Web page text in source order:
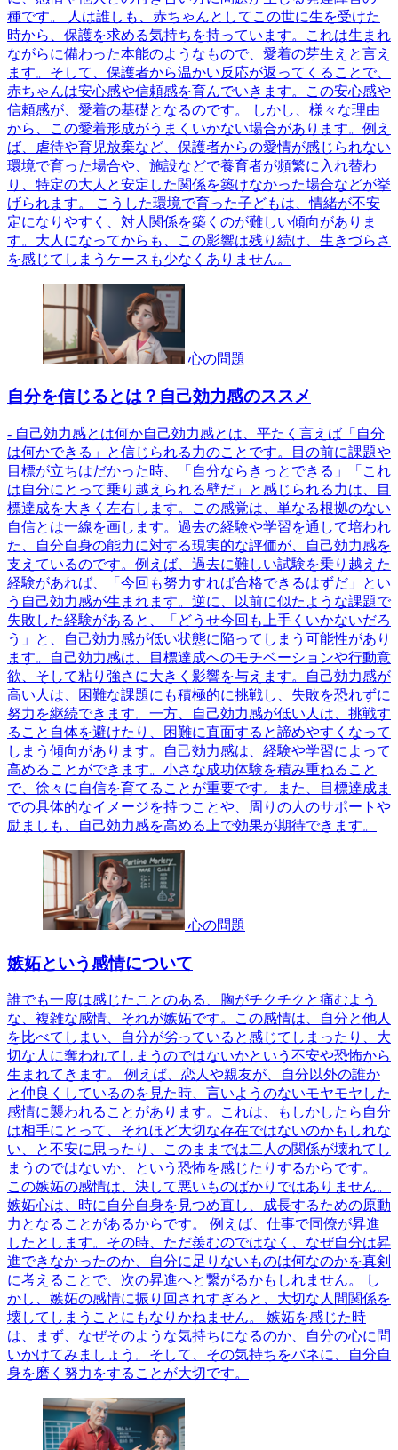
種です。 人は誰しも、赤ちゃんとしてこの世に生を受けた
時から、保護を求める気持ちを持っています。これは生まれ
ながらに備わった本能のようなもので、愛着の芽生えと言え
ます。そして、保護者から温かい反応が返ってくることで、
赤ちゃんは安心感や信頼感を育んでいきます。この安心感や
信頼感が、愛着の基礎となるのです。 しかし、様々な理由
から、この愛着形成がうまくいかない場合があります。例え
ば、虐待や育児放棄など、保護者からの愛情が感じられない
環境で育った場合や、施設などで養育者が頻繁に入れ替わ
り、特定の大人と安定した関係を築けなかった場合などが挙
げられます。 こうした環境で育った子どもは、情緒が不安
定になりやすく、対人関係を築くのが難しい傾向がありま
す。大人になってからも、この影響は残り続け、生きづらさ
を感じてしまうケースも少なくありません。
心の問題
自分を信じるとは？自己効力感のススメ
- 自己効力感とは何か自己効力感とは、平たく言えば「自分
は何かできる」と信じられる力のことです。目の前に課題や
目標が立ちはだかった時、「自分ならきっとできる」「これ
は自分にとって乗り越えられる壁だ」と感じられる力は、目
標達成を大きく左右します。この感覚は、単なる根拠のない
自信とは一線を画します。過去の経験や学習を通して培われ
た、自分自身の能力に対する現実的な評価が、自己効力感を
支えているのです。例えば、過去に難しい試験を乗り越えた
経験があれば、「今回も努力すれば合格できるはずだ」とい
う自己効力感が生まれます。逆に、以前に似たような課題で
失敗した経験があると、「どうせ今回も上手くいかないだろ
う」と、自己効力感が低い状態に陥ってしまう可能性があり
ます。自己効力感は、目標達成へのモチベーションや行動意
欲、そして粘り強さに大きく影響を与えます。自己効力感が
高い人は、困難な課題にも積極的に挑戦し、失敗を恐れずに
努力を継続できます。一方、自己効力感が低い人は、挑戦す
ること自体を避けたり、困難に直面すると諦めやすくなって
しまう傾向があります。自己効力感は、経験や学習によって
高めることができます。小さな成功体験を積み重ねること
で、徐々に自信を育てることが重要です。また、目標達成ま
での具体的なイメージを持つことや、周りの人のサポートや
励ましも、自己効力感を高める上で効果が期待できます。
心の問題
嫉妬という感情について
誰でも一度は感じたことのある、胸がチクチクと痛むよう
な、複雑な感情、それが嫉妬です。この感情は、自分と他人
を比べてしまい、自分が劣っていると感じてしまったり、大
切な人に奪われてしまうのではないかという不安や恐怖から
生まれてきます。 例えば、恋人や親友が、自分以外の誰か
と仲良くしているのを見た時、言いようのないモヤモヤした
感情に襲われることがあります。これは、もしかしたら自分
は相手にとって、それほど大切な存在ではないのかもしれな
い、と不安に思ったり、このままでは二人の関係が壊れてし
まうのではないか、という恐怖を感じたりするからです。
この嫉妬の感情は、決して悪いものばかりではありません。
嫉妬心は、時に自分自身を見つめ直し、成長するための原動
力となることがあるからです。 例えば、仕事で同僚が昇進
したとします。その時、ただ羨むのではなく、なぜ自分は昇
進できなかったのか、自分に足りないものは何なのかを真剣
に考えることで、次の昇進へと繋がるかもしれません。 し
かし、嫉妬の感情に振り回されすぎると、大切な人間関係を
壊してしまうことにもなりかねません。 嫉妬を感じた時
は、まず、なぜそのような気持ちになるのか、自分の心に問
いかけてみましょう。そして、その気持ちをバネに、自分自
身を磨く努力をすることが大切です。